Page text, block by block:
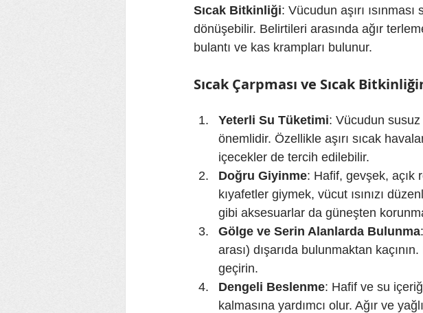
Sıcak Bitkinliği: Vücudun aşırı
dönüşebilir. Belirtileri arasında ağır
bulantı ve kas krampları bulunur.
Sıcak Çarpması ve Sıcak
Yeterli Su Tüketimi: Vücudun
önemlidir. Özellikle aşırı sıcak
içecekler de tercih edilebilir.
Doğru Giyinme: Hafif, gevşek, açık
kıyafetler giymek, vücut ısınızı
gibi aksesuarlar da güneşten
Gölge ve Serin Alanlarda Bulunma
arası) dışarıda bulunmaktan
geçirin.
Dengeli Beslenme: Hafif ve su
kalmasına yardımcı olur. Ağır ve